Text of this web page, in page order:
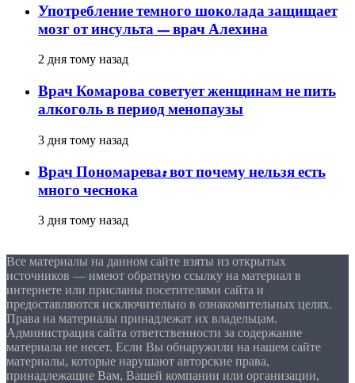
Употребление темного шоколада защищает
мозг от инсульта — врач Алехина
2 дня тому назад
Врач Комарова советует женщинам не пить
алкоголь в период менопаузы
3 дня тому назад
Врач Пономарева: вот почему нельзя есть
много чеснока
3 дня тому назад
Все материалы на данном сайте взяты из открытых
источников — имеют обратную ссылку на материал в
интернете или присланы посетителями сайта и
предоставляются исключительно в ознакомительных целях.
Права на материалы принадлежат их владельцам.
Администрация сайта ответственности за содержание
материала не несет. Если Вы обнаружили на нашем сайте
материалы, которые нарушают авторские права,
принадлежащие Вам, Вашей компании или организации,